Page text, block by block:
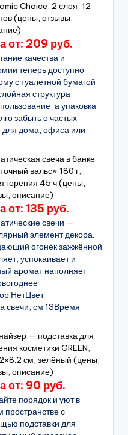
Choice, 2 слоя, 12
(цены, отзывы,
от: 209 руб.
качества и
теперь доступно
с туалетной бумагой
структура
а упаковка
забыть о частых
для дома, офиса или
свеча в банке
вальс» 180 г,
горения 45 ч (цены,
описание)
от: 135 руб.
свечи —
элемент декора.
огонёк зажжённой
успокаивает и
аромат наполняет
НетЦвет
свечи, см 13Время
— подставка для
косметики GREEN,
см, зелёный (цены,
описание)
от: 90 руб.
порядок и уют в
пространстве с
подставки для